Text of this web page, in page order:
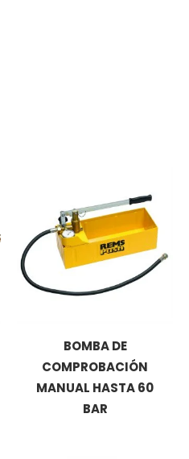
BOMBA DE
COMPROBACIÓN
MANUAL HASTA 60
BAR